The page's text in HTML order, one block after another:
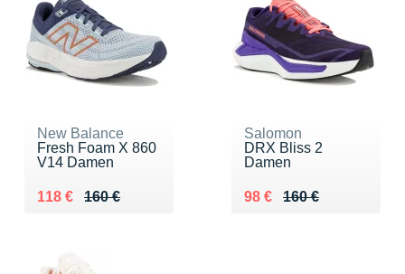
New Balance
Fresh Foam X 860
V14 Damen
160 €
Au lieu de 160 €
118 €
Vendu 118 €
Salomon
DRX Bliss 2
Damen
160 €
Au lieu de 160 €
98 €
Vendu 98 €